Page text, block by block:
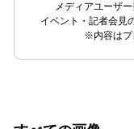
メディアユーザ
イベント・記者会見
※内容はプ